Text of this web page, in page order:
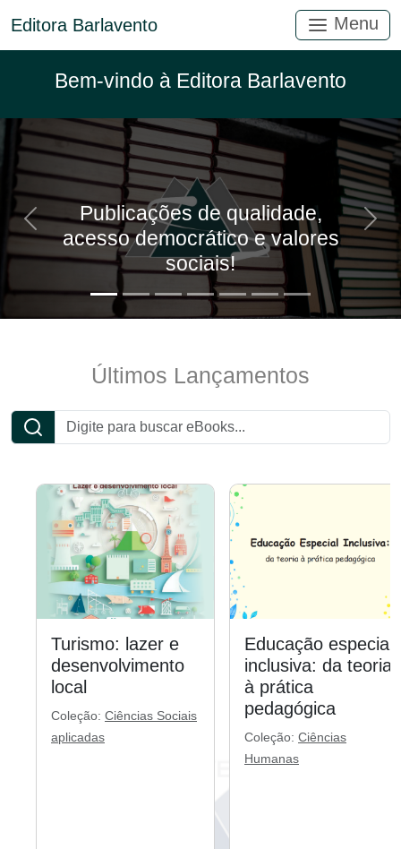
Editora Barlavento Menu
Bem-vindo à Editora Barlavento
Publicações de qualidade,
acesso democrático e valores
sociais!
Anterior
Últimos Lançamentos
Turismo: lazer e
desenvolvimento
local
Coleção: Ciências Sociais
aplicadas
Educação especial
inclusiva: da teoria
à prática
pedagógica
Coleção: Ciências
Humanas